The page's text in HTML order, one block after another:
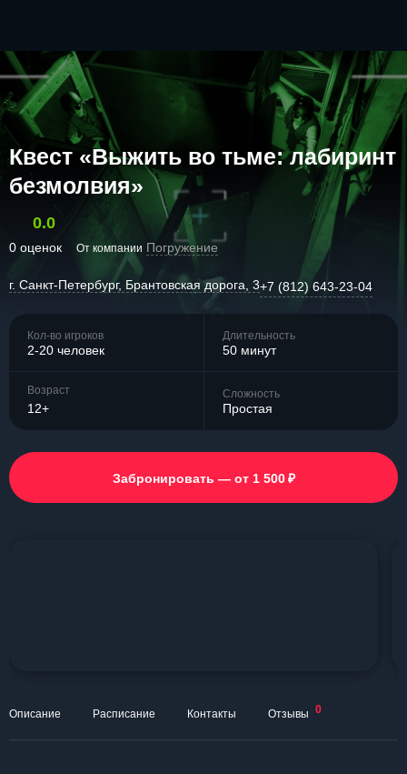
Квест «Выжить во тьме: лабиринт
безмолвия»
0.0
0 оценок От компании Погружение
г. Санкт-Петербург, Брантовская дорога, 3+7 (812) 643-23-04
Кол-во игроков
2-20 человек
Длительность
50 минут
Возраст
12+
Сложность
Простая
Забронировать — от 1 500 ₽
Описание Расписание Контакты Отзывы 0